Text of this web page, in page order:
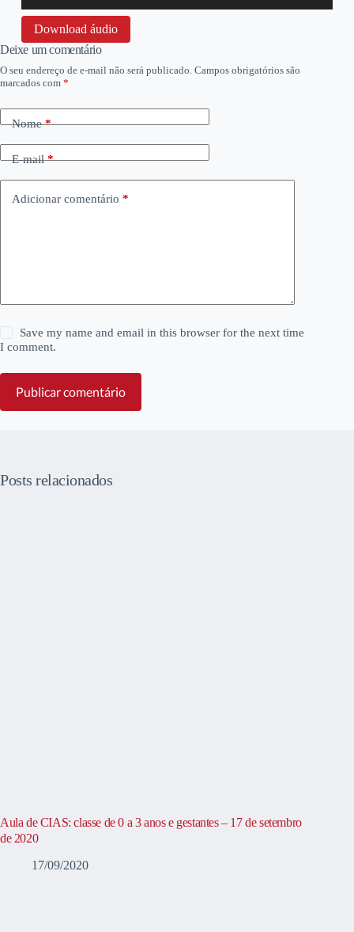
áudio
Download áudio
Deixe um comentário
O seu endereço de e-mail não será publicado. Campos obrigatórios são
marcados com *
Nome*
E-mail*
Adicionar comentário *
Save my name and email in this browser for the next time
I comment.
Publicar comentário
Posts relacionados
Aula de CIAS: classe de 0 a 3 anos e gestantes – 17 de setembro
de 2020
17/09/2020